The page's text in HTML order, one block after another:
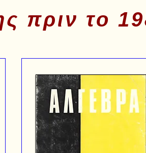
πριν το